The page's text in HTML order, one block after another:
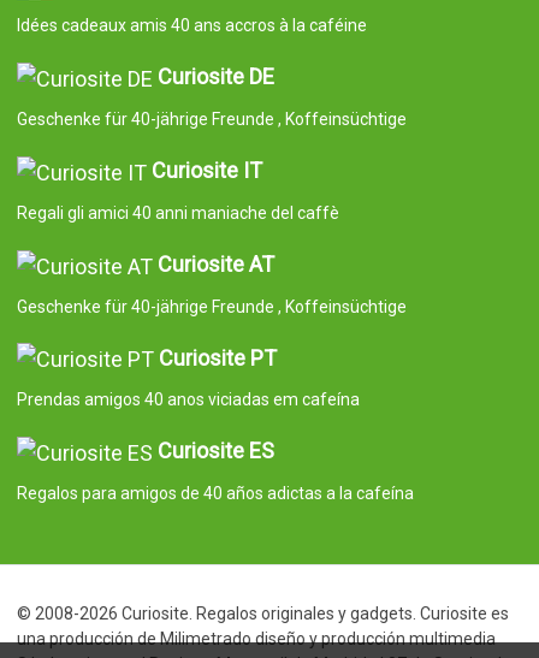
Idées cadeaux amis 40 ans accros à la caféine
Curiosite DE
Geschenke für 40-jährige Freunde , Koffeinsüchtige
Curiosite IT
Regali gli amici 40 anni maniache del caffè
Curiosite AT
Geschenke für 40-jährige Freunde , Koffeinsüchtige
Curiosite PT
Prendas amigos 40 anos viciadas em cafeína
Curiosite ES
Regalos para amigos de 40 años adictas a la cafeína
© 2008-2026 Curiosite. Regalos originales y gadgets. Curiosite es
una producción de Milimetrado diseño y producción multimedia